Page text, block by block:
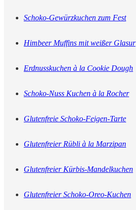
Schoko-Gewürzkuchen zum Fest
Himbeer Muffins mit weißer Glasur
Erdnusskuchen à la Cookie Dough
Schoko-Nuss Kuchen à la Rocher
Glutenfreie Schoko-Feigen-Tarte
Glutenfreier Rübli à la Marzipan
Glutenfreier Kürbis-Mandelkuchen
Glutenfreier Schoko-Oreo-Kuchen